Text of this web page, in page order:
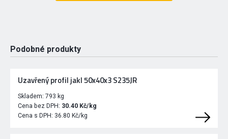
Podobné produkty
Uzavřený profil jakl 50x40x3 S235JR
Skladem: 793 kg
Cena bez DPH: 30.40 Kč/kg
Cena s DPH: 36.80 Kč/kg